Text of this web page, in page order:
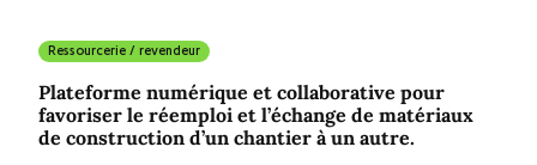
Ressourcerie / revendeur
Plateforme numérique et collaborative pour
favoriser le réemploi et l’échange de matériaux
de construction d’un chantier à un autre.